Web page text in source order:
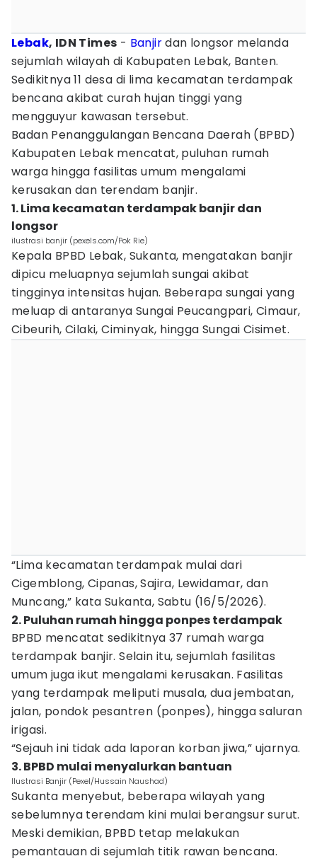
Lebak, IDN Times - Banjirdan longsor melanda
sejumlah wilayah di Kabupaten Lebak, Banten.
Sedikitnya 11 desa di lima kecamatan terdampak
bencana akibat curah hujan tinggi yang
mengguyur kawasan tersebut.
Badan Penanggulangan Bencana Daerah (BPBD)
Kabupaten Lebak mencatat, puluhan rumah
warga hingga fasilitas umum mengalami
kerusakan dan terendam banjir.
1. Lima kecamatan terdampak banjir dan
longsor
ilustrasi banjir (pexels.com/Pok Rie)
Kepala BPBD Lebak, Sukanta, mengatakan banjir
dipicu meluapnya sejumlah sungai akibat
tingginya intensitas hujan. Beberapa sungai yang
meluap di antaranya Sungai Peucangpari, Cimaur,
Cibeurih, Cilaki, Ciminyak, hingga Sungai Cisimet.
“Lima kecamatan terdampak mulai dari
Cigemblong, Cipanas, Sajira, Lewidamar, dan
Muncang,” kata Sukanta, Sabtu (16/5/2026).
2. Puluhan rumah hingga ponpes terdampak
BPBD mencatat sedikitnya 37 rumah warga
terdampak banjir. Selain itu, sejumlah fasilitas
umum juga ikut mengalami kerusakan. Fasilitas
yang terdampak meliputi musala, dua jembatan,
jalan, pondok pesantren (ponpes), hingga saluran
irigasi.
“Sejauh ini tidak ada laporan korban jiwa,” ujarnya.
3. BPBD mulai menyalurkan bantuan
Ilustrasi Banjir (Pexel/Hussain Naushad)
Sukanta menyebut, beberapa wilayah yang
sebelumnya terendam kini mulai berangsur surut.
Meski demikian, BPBD tetap melakukan
pemantauan di sejumlah titik rawan bencana.